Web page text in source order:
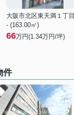
大阪市北区東天満１丁目
- (163.00㎡)
66万円(1.34万円/坪)
件